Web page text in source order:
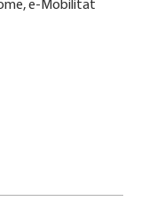
e-Mobilität